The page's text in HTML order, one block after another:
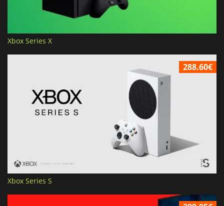
Xbox Series X
288.60€
Xbox Series S